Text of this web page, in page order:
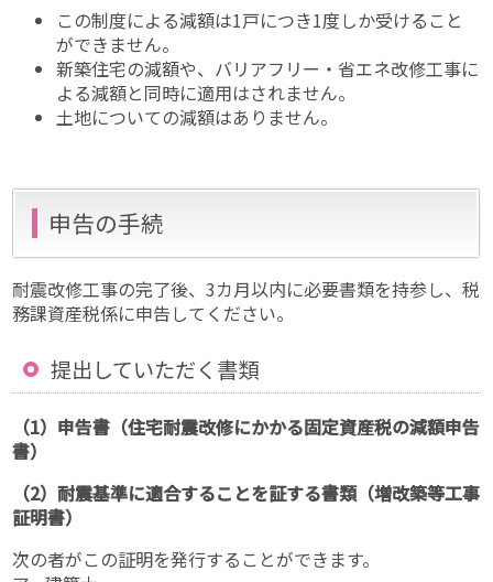
この制度による減額は1戸につき1度しか受けること
ができません。
新築住宅の減額や、バリアフリー・省エネ改修工事に
よる減額と同時に適用はされません。
土地についての減額はありません。
申告の手続
耐震改修工事の完了後、3カ月以内に必要書類を持参し、税
務課資産税係に申告してください。
提出していただく書類
（1）申告書（住宅耐震改修にかかる固定資産税の減額申告
書）
（2）耐震基準に適合することを証する書類（増改築等工事
証明書）
次の者がこの証明を発行することができます。